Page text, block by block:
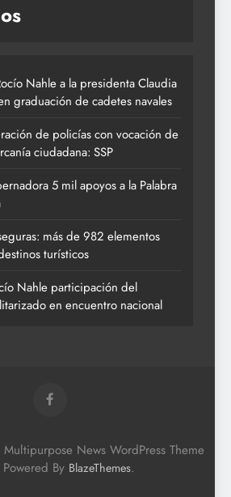
Nahle a la presidenta Claudia
graduación de cadetes navales
de policías con vocación de
ciudadana: SSP
5 mil apoyos a la Palabra
más de 982 elementos
turísticos
Nahle participación del
en encuentro nacional
News WordPress Theme
By BlazeThemes.